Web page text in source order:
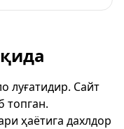
луғатидир. Сайт
топган.
ҳаётига дахлдор